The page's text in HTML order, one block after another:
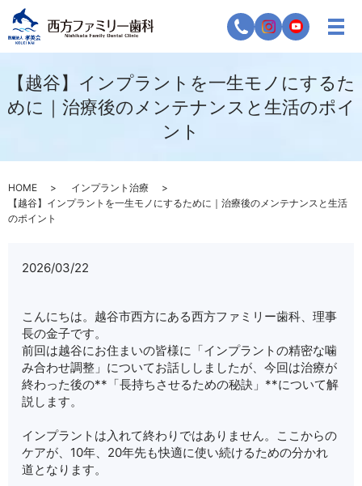
【越谷】インプラントを一生モノにするた
めに｜治療後のメンテナンスと生活のポイ
ント
HOME
インプラント治療
【越谷】インプラントを一生モノにするために｜治療後のメンテナンスと生活
のポイント
2026/03/22
こんにちは。越谷市西方にある西方ファミリー歯科、理事
長の金子です。
前回は越谷にお住まいの皆様に「インプラントの精密な噛
み合わせ調整」についてお話ししましたが、今回は治療が
終わった後の**「長持ちさせるための秘訣」**について解
説します。
インプラントは入れて終わりではありません。ここからの
ケアが、10年、20年先も快適に使い続けるための分かれ
道となります。